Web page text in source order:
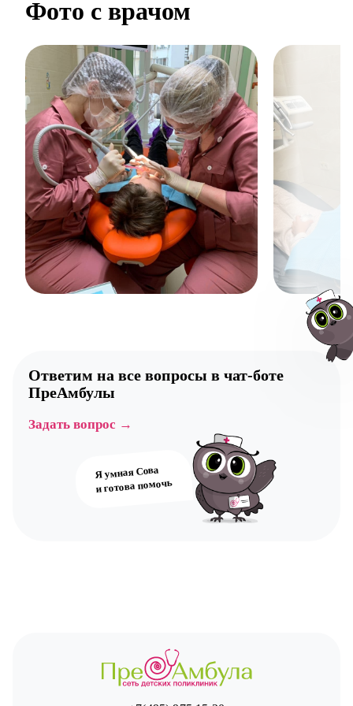
Фото с врачом
Ответим на все вопросы в чат-боте
ПреАмбулы
Задать вопрос →
Я умная Сова
и готова помочь